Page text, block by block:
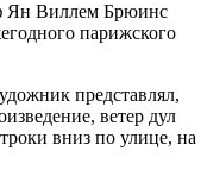
Ян Виллем Брюинс
парижского
представлял,
ветер дул
вниз по улице, на